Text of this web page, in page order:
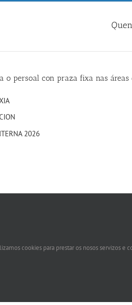
o persoal con praza fixa nas
2026
cookies para prestar os nosos servizos e